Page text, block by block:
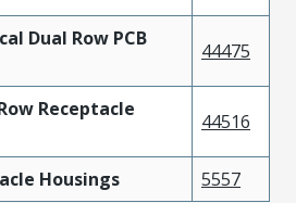
Dual Row PCB
44475
Receptacle
44516
Housings 5557